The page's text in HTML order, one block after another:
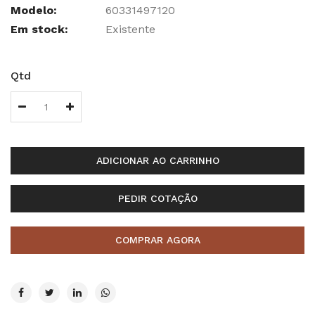
Modelo:
60331497120
Em stock:
Existente
Qtd
ADICIONAR AO CARRINHO
PEDIR COTAÇÃO
COMPRAR AGORA